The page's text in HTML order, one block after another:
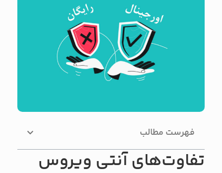
فهرست مطالب
تفاوت‌های آنتی ویروس